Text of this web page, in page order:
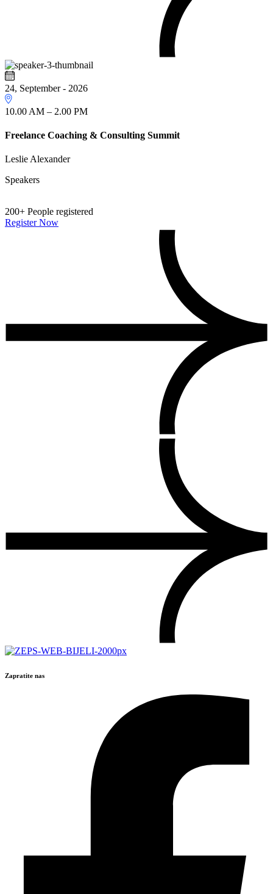
24, September - 2026
10.00 AM – 2.00 PM
Freelance Coaching & Consulting Summit
Leslie Alexander
Speakers
200+ People registered
Register Now
Zapratite nas